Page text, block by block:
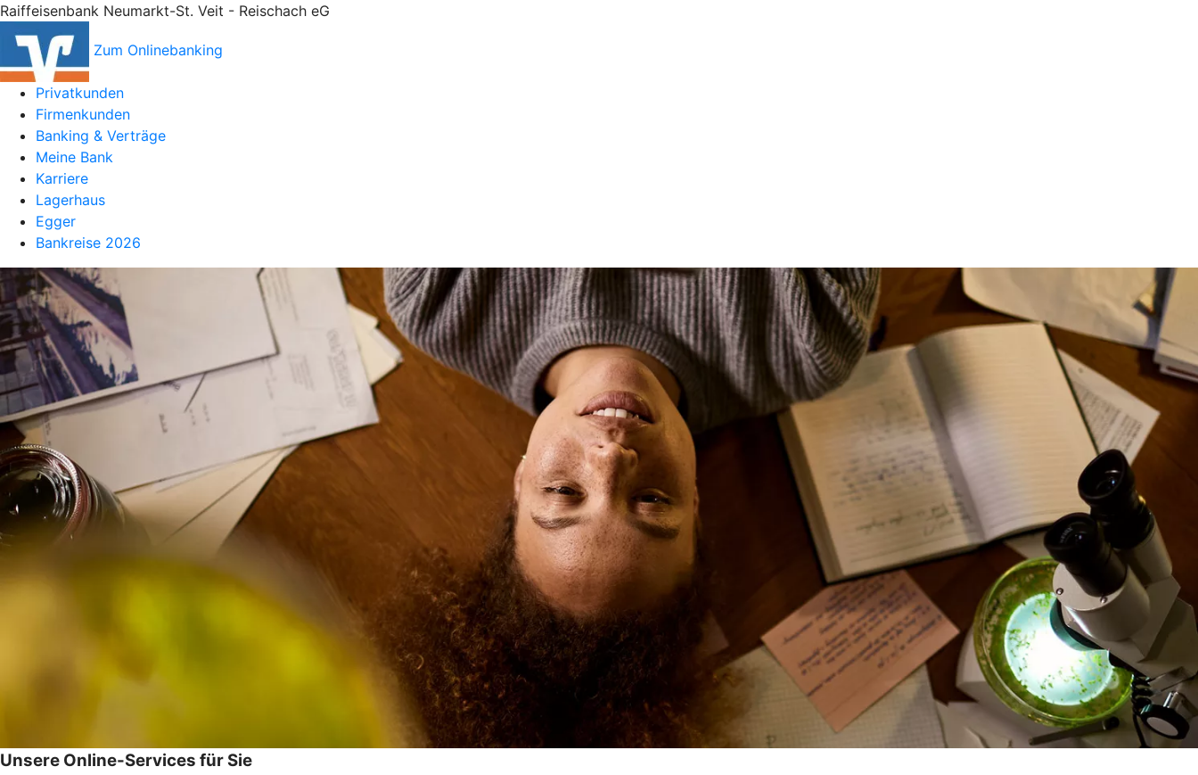
Raiffeisenbank Neumarkt-St. Veit - Reischach eG
Zum Onlinebanking
Privatkunden
Firmenkunden
Banking & Verträge
Meine Bank
Karriere
Lagerhaus
Egger
Bankreise 2026
Unsere Online-Services für Sie